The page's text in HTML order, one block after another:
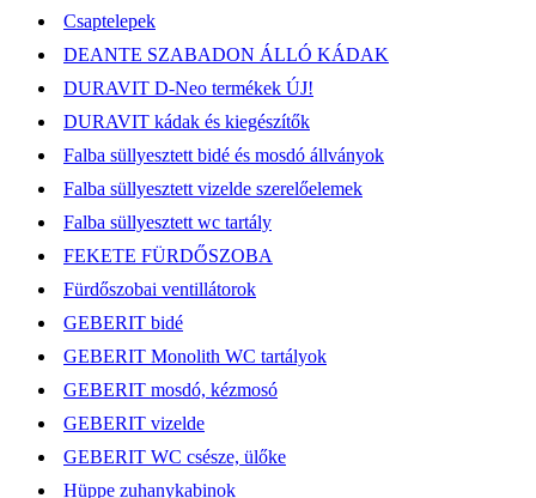
Csaptelepek
DEANTE SZABADON ÁLLÓ KÁDAK
DURAVIT D-Neo termékek ÚJ!
DURAVIT kádak és kiegészítők
Falba süllyesztett bidé és mosdó állványok
Falba süllyesztett vizelde szerelőelemek
Falba süllyesztett wc tartály
FEKETE FÜRDŐSZOBA
Fürdőszobai ventillátorok
GEBERIT bidé
GEBERIT Monolith WC tartályok
GEBERIT mosdó, kézmosó
GEBERIT vizelde
GEBERIT WC csésze, ülőke
Hüppe zuhanykabinok